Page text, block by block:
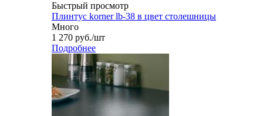
Быстрый просмотр
Плинтус korner lb-38 в цвет столешницы
Много
1 270 руб./шт
Подробнее